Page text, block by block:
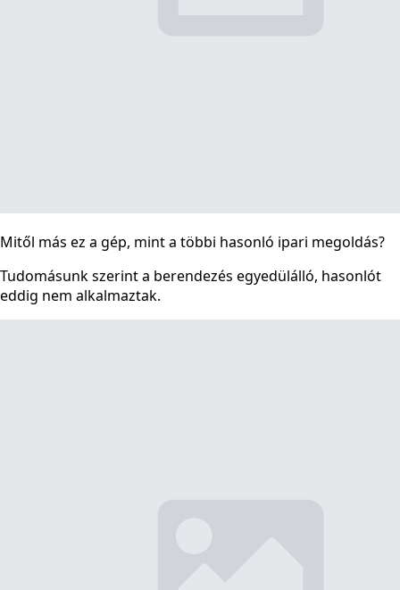
Mitől más ez a gép, mint a többi hasonló ipari megoldás?
Tudomásunk szerint a berendezés egyedülálló, hasonlót
eddig nem alkalmaztak.